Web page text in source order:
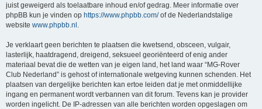
juist geweigerd als toelaatbare inhoud en/of gedrag. Meer informatie over
phpBB kun je vinden op https://www.phpbb.com/of de Nederlandstalige
website www.phpbb.nl .
Je verklaart geen berichten te plaatsen die kwetsend, obsceen, vulgair,
lasterlijk, haatdragend, dreigend, seksueel georiënteerd of enig ander
materiaal bevat die de wetten van je eigen land, het land waar “MG-Rover
Club Nederland” is gehost of internationale wetgeving kunnen schenden. Het
plaatsen van dergelijke berichten kan ertoe leiden dat je met onmiddellijke
ingang en permanent wordt verbannen van dit forum. Tevens kan je provider
worden ingelicht. De IP-adressen van alle berichten worden opgeslagen om